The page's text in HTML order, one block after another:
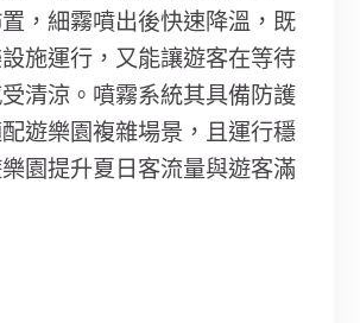
，細霧噴出後快速降溫，既
施運行，又能讓遊客在等待
清涼。噴霧系統其具備防護
遊樂園複雜場景，且運行穩
園提升夏日客流量與遊客滿